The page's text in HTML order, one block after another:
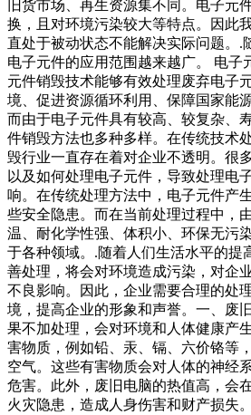
旧货市场、再生资源集不同。电子元
换，且对环境污染较大等特点。因此
直处于被动状态不能解决实际问题。.
电子元件的应用范围越来越广。 电子
元件销毁技术能够有效处理废弃电子
境、促进资源循环利用、保障国家能
而由于电子元件具有较高、较复杂、
件销毁方法也多种多样。在传统技术
毁行业一直存在着对企业不透明。很
以及如何处理电子元件，导致处理电
响。在传统处理方法中，电子元件产
些安全隐患。而在当前处理过程中，
温、耐化学性强、体积小、环保无污
于各种领域。.随着人们生活水平的提
善处理，将会对环境造成污染，对企
不良影响。因此，企业需要合理的处
境，提高企业的形象和声誉。一、废
果不加处理，会对环境和人体健康产
害物质，例如铅、汞、镉、六价铬等
空气。这些有害物质会对人体的神经
危害。此外，废旧电脑的热值高，会
火灾隐患，造成人身伤害和财产损失